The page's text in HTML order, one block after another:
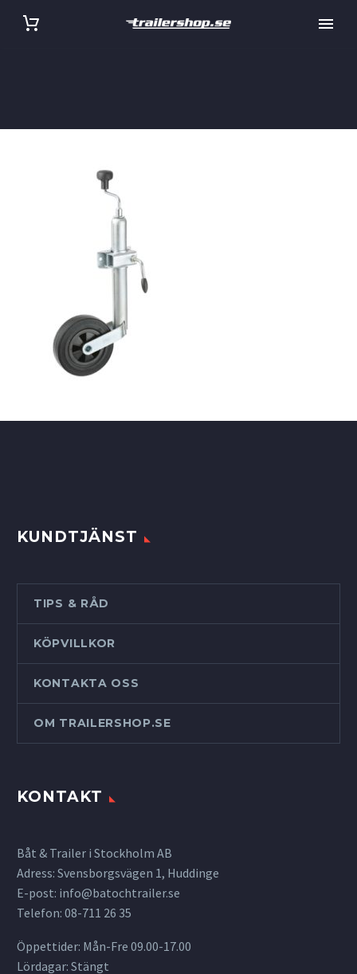
KUNDTJÄNST
TIPS & RÅD
KÖPVILLKOR
KONTAKTA OSS
OM TRAILERSHOP.SE
KONTAKT
Båt & Trailer i Stockholm AB
Adress: Svensborgsvägen 1, Huddinge
E-post: info@batochtrailer.se
Telefon: 08-711 26 35
Öppettider: Mån-Fre 09.00-17.00
Lördagar: Stängt